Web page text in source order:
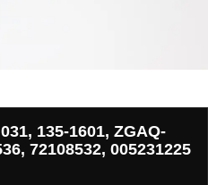
135-1601, ZGAQ-
72108532, 005231225